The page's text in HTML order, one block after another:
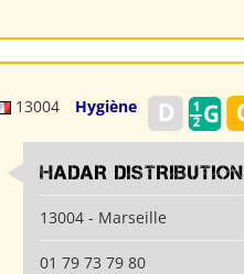
13004 Hygiène
HADAR DISTRIBUTION
13004 - Marseille
01 79 73 79 80